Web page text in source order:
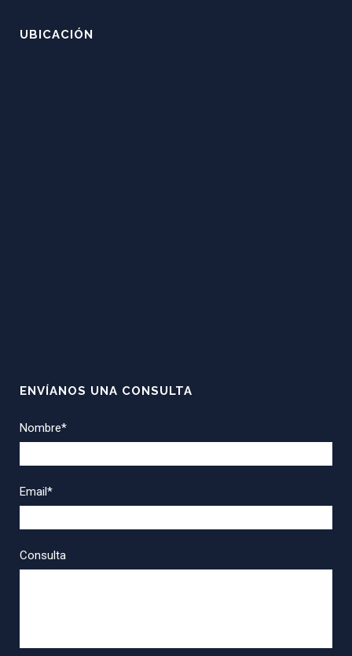
UBICACIÓN
ENVÍANOS UNA CONSULTA
Nombre*
Email*
Consulta